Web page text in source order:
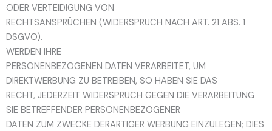
ODER VERTEIDIGUNG VON
RECHTSANSPRÜCHEN (WIDERSPRUCH NACH ART. 21 ABS. 1
DSGVO).
WERDEN IHRE
PERSONENBEZOGENEN DATEN VERARBEITET, UM
DIREKTWERBUNG ZU BETREIBEN, SO HABEN SIE DAS
RECHT, JEDERZEIT WIDERSPRUCH GEGEN DIE VERARBEITUNG
SIE BETREFFENDER PERSONENBEZOGENER
DATEN ZUM ZWECKE DERARTIGER WERBUNG EINZULEGEN; DIES